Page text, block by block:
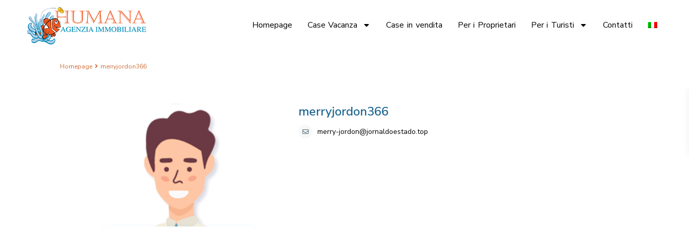
Homepage Case Vacanza Case in vendita Per i Proprietari Per i Turisti Contatti
Homepage merryjordon366
merryjordon366
merry-jordon@jornaldoestado.top